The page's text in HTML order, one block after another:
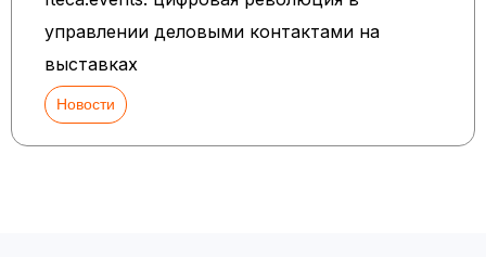
управлении деловыми контактами на
выставках
Новости